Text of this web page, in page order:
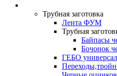
Трубная заготовка
Лента ФУМ
Трубная
Байпасы
Бочонок
ГЕБО